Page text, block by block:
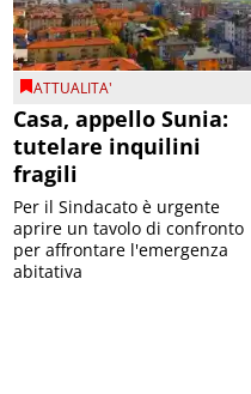
ATTUALITA'
Casa, appello Sunia:
tutelare inquilini
fragili
Per il Sindacato è urgente
aprire un tavolo di confronto
per affrontare l'emergenza
abitativa